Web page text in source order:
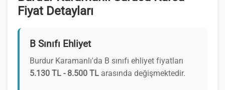
Fiyat Detayları
B Sınıfı Ehliyet
Burdur Karamanlı'da B sınıfı ehliyet fiyatları
5.130 TL - 8.500 TL arasında değişmektedir.